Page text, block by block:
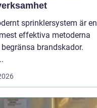
sprinklersystem är en
effektiva metoderna
brandskador.